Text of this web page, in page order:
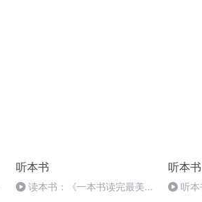
听本书
读本书：《一本书读完最美古
听本书
听本